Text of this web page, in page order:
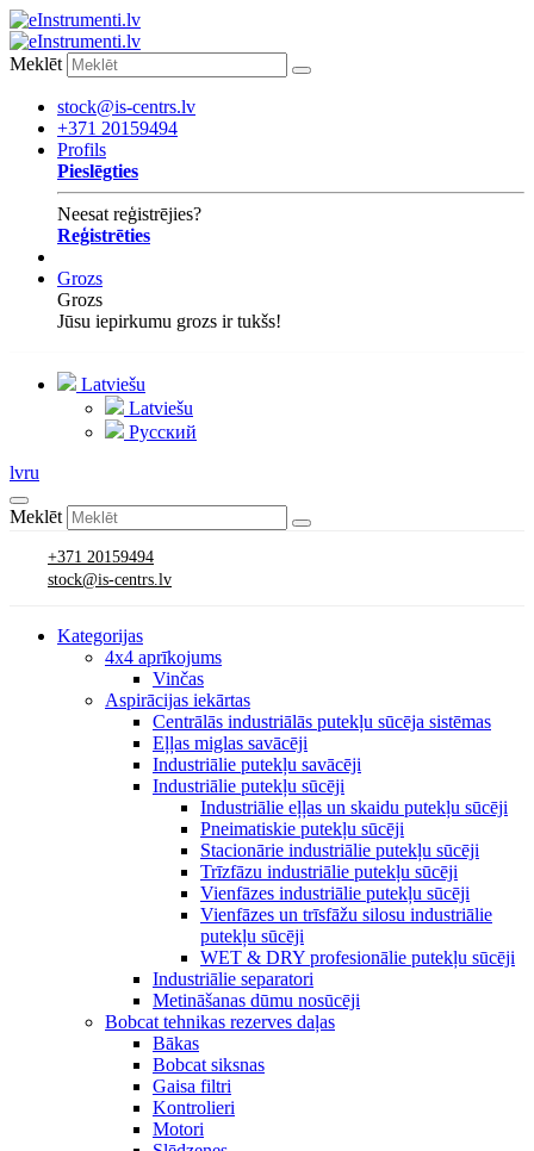
Meklēt
stock@is-centrs.lv
+371 20159494
Profils
Pieslēgties
Neesat reģistrējies?
Reģistrēties
Grozs
Grozs
Jūsu iepirkumu grozs ir tukšs!
Latviešu
Latviešu
Русский
lvru
Meklēt
+371 20159494
stock@is-centrs.lv
Kategorijas
4x4 aprīkojums
Vinčas
Aspirācijas iekārtas
Centrālās industriālās putekļu sūcēja sistēmas
Eļļas miglas savācēji
Industriālie putekļu savācēji
Industriālie putekļu sūcēji
Industriālie eļļas un skaidu putekļu sūcēji
Pneimatiskie putekļu sūcēji
Stacionārie industriālie putekļu sūcēji
Trīzfāzu industriālie putekļu sūcēji
Vienfāzes industriālie putekļu sūcēji
Vienfāzes un trīsfāžu silosu industriālie
putekļu sūcēji
WET & DRY profesionālie putekļu sūcēji
Industriālie separatori
Metināšanas dūmu nosūcēji
Bobcat tehnikas rezerves daļas
Bākas
Bobcat siksnas
Gaisa filtri
Kontrolieri
Motori